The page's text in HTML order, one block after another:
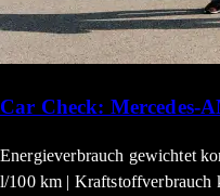
Car Check: Mercedes-
Energieverbrauch gewichtet
l/100 km | Kraftstoffverbrauch